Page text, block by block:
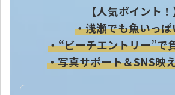
【人気ポイント！
・浅瀬でも魚いっぱ
・“ビーチエントリー”で
・写真サポート＆SNS映